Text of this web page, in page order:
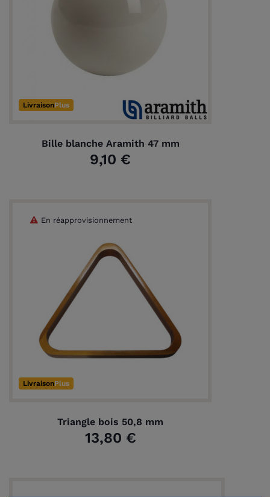
LivraisonPlus
Bille blanche Aramith 47 mm
9,10 €
LivraisonPlus
Triangle bois 50,8 mm
13,80 €
En réapprovisionnement